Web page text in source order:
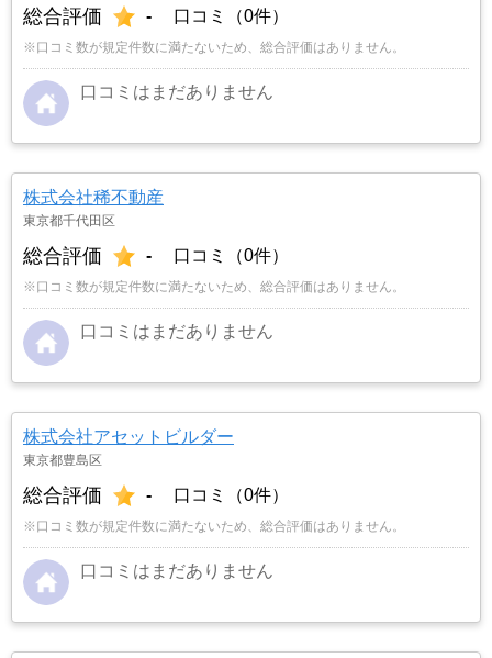
総合評価 - 口コミ（0件）
※口コミ数が規定件数に満たないため、総合評価はありません。
口コミはまだありません
株式会社稀不動産
東京都千代田区
総合評価 - 口コミ（0件）
※口コミ数が規定件数に満たないため、総合評価はありません。
口コミはまだありません
株式会社アセットビルダー
東京都豊島区
総合評価 - 口コミ（0件）
※口コミ数が規定件数に満たないため、総合評価はありません。
口コミはまだありません